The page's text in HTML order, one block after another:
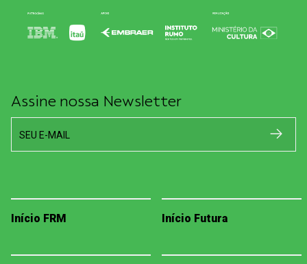
Assine nossa Newsletter
SEU E-MAIL
Início FRM Início Futura